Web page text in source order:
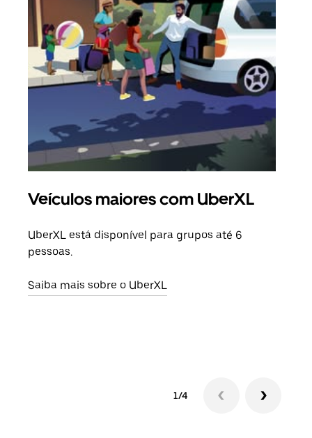
Veículos maiores com UberXL
UberXL está disponível para grupos até 6
pessoas.
Saiba mais sobre o UberXL
1/4